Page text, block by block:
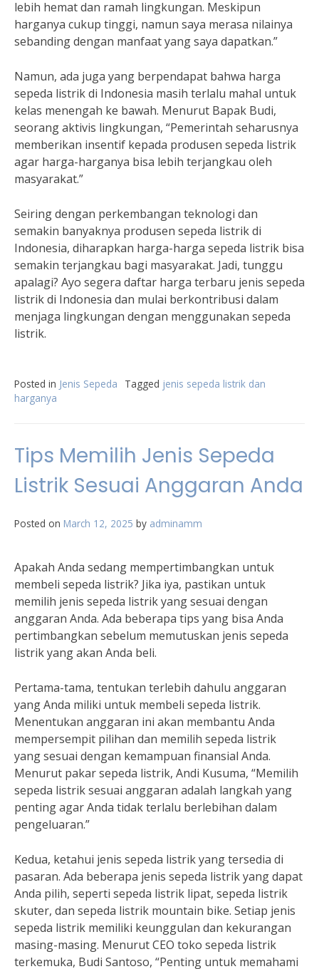
lebih hemat dan ramah lingkungan. Meskipun
harganya cukup tinggi, namun saya merasa nilainya
sebanding dengan manfaat yang saya dapatkan.”
Namun, ada juga yang berpendapat bahwa harga
sepeda listrik di Indonesia masih terlalu mahal untuk
kelas menengah ke bawah. Menurut Bapak Budi,
seorang aktivis lingkungan, “Pemerintah seharusnya
memberikan insentif kepada produsen sepeda listrik
agar harga-harganya bisa lebih terjangkau oleh
masyarakat.”
Seiring dengan perkembangan teknologi dan
semakin banyaknya produsen sepeda listrik di
Indonesia, diharapkan harga-harga sepeda listrik bisa
semakin terjangkau bagi masyarakat. Jadi, tunggu
apalagi? Ayo segera daftar harga terbaru jenis sepeda
listrik di Indonesia dan mulai berkontribusi dalam
menjaga lingkungan dengan menggunakan sepeda
listrik.
Posted in Jenis Sepeda Tagged jenis sepeda listrik dan
harganya
Tips Memilih Jenis Sepeda
Listrik Sesuai Anggaran Anda
Posted on March 12, 2025 by adminamm
Apakah Anda sedang mempertimbangkan untuk
membeli sepeda listrik? Jika iya, pastikan untuk
memilih jenis sepeda listrik yang sesuai dengan
anggaran Anda. Ada beberapa tips yang bisa Anda
pertimbangkan sebelum memutuskan jenis sepeda
listrik yang akan Anda beli.
Pertama-tama, tentukan terlebih dahulu anggaran
yang Anda miliki untuk membeli sepeda listrik.
Menentukan anggaran ini akan membantu Anda
mempersempit pilihan dan memilih sepeda listrik
yang sesuai dengan kemampuan finansial Anda.
Menurut pakar sepeda listrik, Andi Kusuma, “Memilih
sepeda listrik sesuai anggaran adalah langkah yang
penting agar Anda tidak terlalu berlebihan dalam
pengeluaran.”
Kedua, ketahui jenis sepeda listrik yang tersedia di
pasaran. Ada beberapa jenis sepeda listrik yang dapat
Anda pilih, seperti sepeda listrik lipat, sepeda listrik
skuter, dan sepeda listrik mountain bike. Setiap jenis
sepeda listrik memiliki keunggulan dan kekurangan
masing-masing. Menurut CEO toko sepeda listrik
terkemuka, Budi Santoso, “Penting untuk memahami